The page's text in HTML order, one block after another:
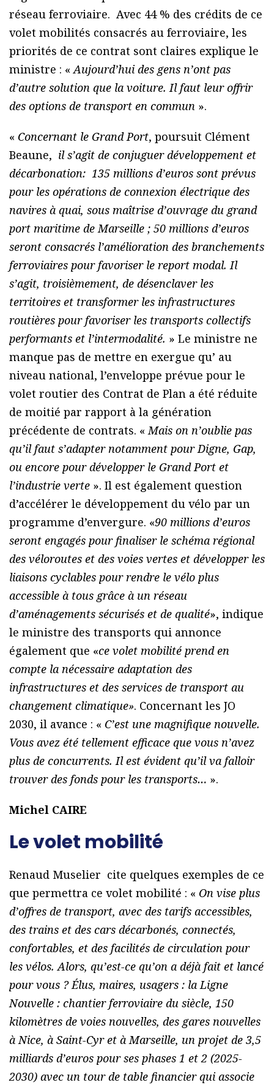
réseau ferroviaire. Avec 44 % des crédits de ce
volet mobilités consacrés au ferroviaire, les
priorités de ce contrat sont claires explique le
ministre : «Aujourd’hui des gens n’ont pas
d’autre solution que la voiture. Il faut leur offrir
des options de transport en commun ».
« Concernant le Grand Port, poursuit Clément
Beaune, il s’agit de conjuguer développement et
décarbonation: 135 millions d’euros sont prévus
pour les opérations de connexion électrique des
navires à quai, sous maîtrise d’ouvrage du grand
port maritime de Marseille ; 50 millions d’euros
seront consacrés l’amélioration des branchements
ferroviaires pour favoriser le report modal. Il
s’agit, troisièmement, de désenclaver les
territoires et transformer les infrastructures
routières pour favoriser les transports collectifs
performants et l’intermodalité. » Le ministre ne
manque pas de mettre en exergue qu’ au
niveau national, l’enveloppe prévue pour le
volet routier des Contrat de Plan a été réduite
de moitié par rapport à la génération
précédente de contrats. «Mais on n’oublie pas
qu’il faut s’adapter notamment pour Digne, Gap,
ou encore pour développer le Grand Port et
l’industrie verte ». Il est également question
d’accélérer le développement du vélo par un
programme d’envergure. «90 millions d’euros
seront engagés pour finaliser le schéma régional
des véloroutes et des voies vertes et développer les
liaisons cyclables pour rendre le vélo plus
accessible à tous grâce à un réseau
d’aménagements sécurisés et de qualité», indique
le ministre des transports qui annonce
également que «ce volet mobilité prend en
compte la nécessaire adaptation des
infrastructures et des services de transport au
changement climatique». Concernant les JO
2030, il avance : « C’est une magnifique nouvelle.
Vous avez été tellement efficace que vous n’avez
plus de concurrents. Il est évident qu’il va falloir
trouver des fonds pour les transports… ».
Michel CAIRE
Le volet mobilité
Renaud Muselier cite quelques exemples de ce
que permettra ce volet mobilité : « On vise plus
d’offres de transport, avec des tarifs accessibles,
des trains et des cars décarbonés, connectés,
confortables, et des facilités de circulation pour
les vélos. Alors, qu’est-ce qu’on a déjà fait et lancé
pour vous ? Élus, maires, usagers : la Ligne
Nouvelle : chantier ferroviaire du siècle, 150
kilomètres de voies nouvelles, des gares nouvelles
à Nice, à Saint-Cyr et à Marseille, un projet de 3,5
milliards d’euros pour ses phases 1 et 2 (2025-
2030) avec un tour de table financier qui associe